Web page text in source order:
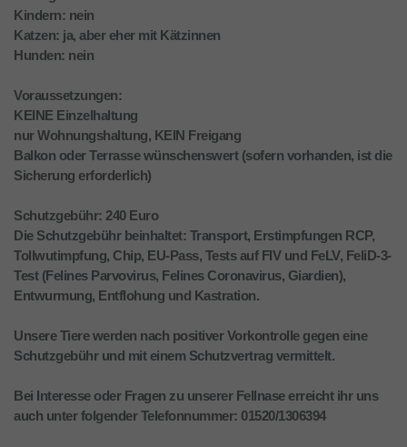
Kindern: nein
Katzen: ja, aber eher mit Kätzinnen
Hunden: nein
Voraussetzungen:
KEINE Einzelhaltung
nur Wohnungshaltung, KEIN Freigang
Balkon oder Terrasse wünschenswert (sofern vorhanden, ist die
Sicherung erforderlich)
Schutzgebühr: 240 Euro
Die Schutzgebühr beinhaltet: Transport, Erstimpfungen RCP,
Tollwutimpfung, Chip, EU-Pass, Tests auf FIV und FeLV, FeliD-3-
Test (Felines Parvovirus, Felines Coronavirus, Giardien),
Entwurmung, Entflohung und Kastration.
Unsere Tiere werden nach positiver Vorkontrolle gegen eine
Schutzgebühr und mit einem Schutzvertrag vermittelt.
Bei Interesse oder Fragen zu unserer Fellnase erreicht ihr uns
auch unter folgender Telefonnummer: 01520/1306394